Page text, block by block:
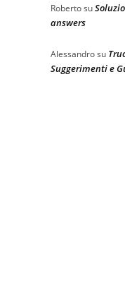
Robertosu
answers
Alessandrosu
Suggerimenti e